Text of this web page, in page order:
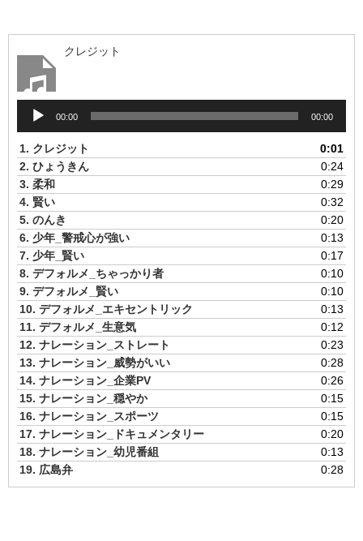
クレジット
レ
ー
ヤ
ー
00:00 00:00
1. クレジット
0:01
2. ひょうきん
0:24
3. 柔和
0:29
4. 賢い
0:32
5. のんき
0:20
6. 少年_警戒心が強い
0:13
7. 少年_賢い
0:17
8. デフォルメ_ちゃっかり者
0:10
9. デフォルメ_賢い
0:10
10. デフォルメ_エキセントリック
0:13
11. デフォルメ_生意気
0:12
12. ナレーション_ストレート
0:23
13. ナレーション_威勢がいい
0:28
14. ナレーション_企業PV
0:26
15. ナレーション_穏やか
0:15
16. ナレーション_スポーツ
0:15
17. ナレーション_ドキュメンタリー
0:20
18. ナレーション_幼児番組
0:13
19. 広島弁 0:28